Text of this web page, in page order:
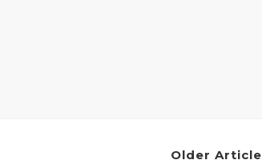
Older Article